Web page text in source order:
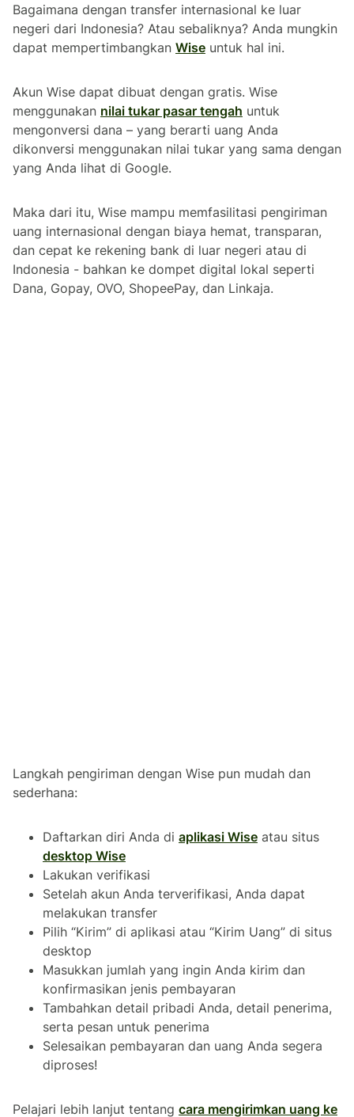
Bagaimana dengan transfer internasional ke luar
negeri dari Indonesia? Atau sebaliknya? Anda mungkin
dapat mempertimbangkan Wise untuk hal ini.
Akun Wise dapat dibuat dengan gratis. Wise
menggunakan nilai tukar pasar tengah untuk
mengonversi dana – yang berarti uang Anda
dikonversi menggunakan nilai tukar yang sama dengan
yang Anda lihat di Google.
Maka dari itu, Wise mampu memfasilitasi pengiriman
uang internasional dengan biaya hemat, transparan,
dan cepat ke rekening bank di luar negeri atau di
Indonesia - bahkan ke dompet digital lokal seperti
Dana, Gopay, OVO, ShopeePay, dan Linkaja.
Langkah pengiriman dengan Wise pun mudah dan
sederhana:
Daftarkan diri Anda di aplikasi Wise atau situs
desktop Wise
Lakukan verifikasi
Setelah akun Anda terverifikasi, Anda dapat
melakukan transfer
Pilih “Kirim” di aplikasi atau “Kirim Uang” di situs
desktop
Masukkan jumlah yang ingin Anda kirim dan
konfirmasikan jenis pembayaran
Tambahkan detail pribadi Anda, detail penerima,
serta pesan untuk penerima
Selesaikan pembayaran dan uang Anda segera
diproses!
Pelajari lebih lanjut tentang cara mengirimkan uang ke